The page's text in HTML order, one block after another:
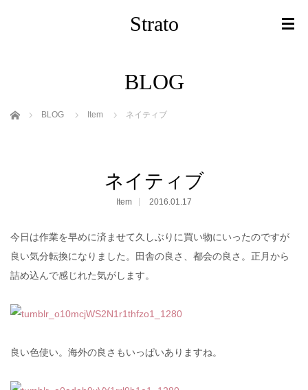
Strato
BLOG
ホーム BLOG Item ネイティブ
ネイティブ
Item 2016.01.17
今日は作業を早めに済ませて久しぶりに買い物にいったのですが
良い気分転換になりました。田舎の良さ、都会の良さ。正月から
詰め込んで感じれた気がします。
良い色使い。海外の良さもいっぱいありますね。